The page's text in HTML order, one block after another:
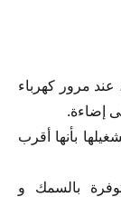
مرور كهرباء
إضاءة.
بأنها أقرب
بالسمك و